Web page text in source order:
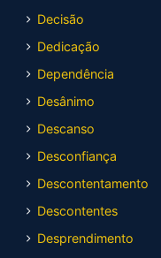
Decisão
Dedicação
Dependência
Desânimo
Descanso
Desconfiança
Descontentamento
Descontentes
Desprendimento